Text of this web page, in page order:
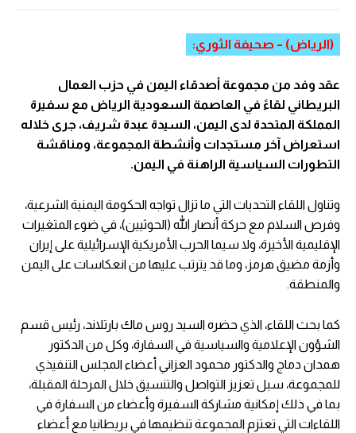
(الرياض) – صحيفة الثوري:
عقد وفد من مجموعة أصدقاء اليمن في حزب العمال
البريطاني لقاءً في العاصمة السعودية الرياض مع سفيرة
المملكة المتحدة لدى اليمن، السيدة عبدة شريف، جرى خلاله
استعراض آخر مستجدات وأنشطة المجموعة، ومناقشة
التطورات السياسية الراهنة في اليمن.
وتناول اللقاء التحديات التي ما تزال تواجه الحكومة اليمنية الشرعية،
وفرص السلام مع حركة أنصار الله (الحوثيين)، في ضوء المتغيرات
الإقليمية الأخيرة، ولا سيما الحرب الأمريكية الإسرائيلية على إيران
وأزمة مضيق هرمز، وما قد يترتب عليها من انعكاسات على اليمن
والمنطقة.
كما بحث اللقاء، الذي حضره السيد روس ماك بارتلاند، رئيس قسم
الشؤون الإعلامية والسياسية في السفارة، وكل من الدكتور
همدان دماج والدكتور محمود العزاني أعضاء المجلس التنفيذي
للمجموعة، سبل تعزيز التواصل والتنسيق خلال المرحلة المقبلة،
بما في ذلك إمكانية مشاركة السفيرة وأعضاء من السفارة في
اللقاءات التي تعتزم المجموعة تنظيمها في بريطانيا مع أعضاء